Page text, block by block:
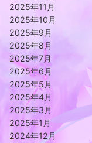
2025年11月
2025年10月
2025年9月
2025年8月
2025年7月
2025年6月
2025年5月
2025年4月
2025年3月
2025年1月
2024年12月